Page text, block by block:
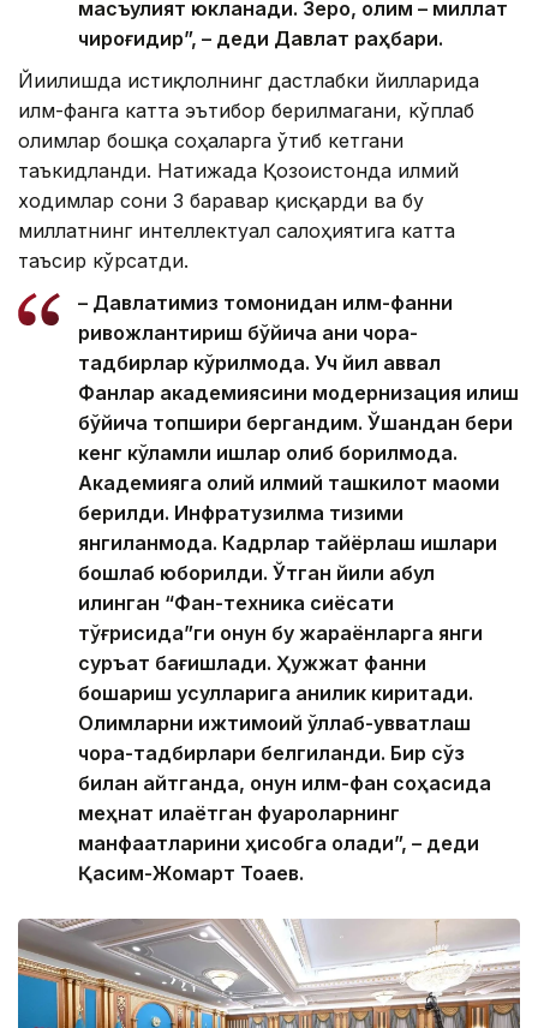
масъулият юкланади. Зеро, олим – миллат
чироғидир”, – деди Давлат раҳбари.
Йиғилишда истиқлолнинг дастлабки йилларида
илм-фанга катта эътибор берилмагани, кўплаб
олимлар бошқа соҳаларга ўтиб кетгани
таъкидланди. Натижада Қозоғистонда илмий
ходимлар сони 3 баравар қисқарди ва бу
миллатнинг интеллектуал салоҳиятига катта
таъсир кўрсатди.
– Давлатимиз томонидан илм-фанни
ривожлантириш бўйича аниқ чора-
тадбирлар кўрилмоқда. Уч йил аввал
Фанлар академиясини модернизация қилиш
бўйича топшириқ бергандим. Ўшандан бери
кенг кўламли ишлар олиб борилмоқда.
Академияга олий илмий ташкилот мақоми
берилди. Инфратузилма тизими
янгиланмоқда. Кадрлар тайёрлаш ишлари
бошлаб юборилди. Ўтган йили қабул
қилинган “Фан-техника сиёсати
тўғрисида”ги қонун бу жараёнларга янги
суръат бағишлади. Ҳужжат фанни
бошқариш усулларига аниқлик киритади.
Олимларни ижтимоий қўллаб-қувватлаш
чора-тадбирлари белгиланди. Бир сўз
билан айтганда, қонун илм-фан соҳасида
меҳнат қилаётган фуқароларнинг
манфаатларини ҳисобга олади”, – деди
Қасим-Жомарт Тоқаев.